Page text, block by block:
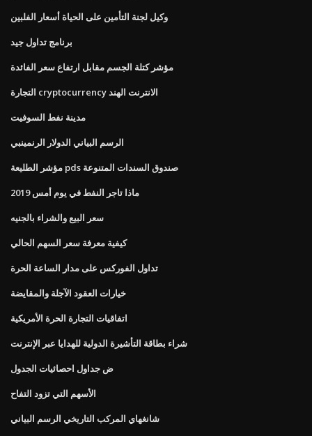
وكيل لجنة التأمين على الحياة أسعار الفلبين
برنامج تداول جيد
مؤشر كتلة الجسم مقابل ارتفاع سعر الفائدة
التجارة cryptocurrency الانترنت الهند
مدينة نفط السوفيت
الرسم البياني الدولار الرنمينبي
مؤشر الطليعة pds صندوق السندات المتنوعة
ماذا تاجر النفط في يوم أمس 2019
سعر البيع والشراء بالجنيه
كيفية معرفة سعر السهم الحالي
تداول الفوركس على مدار الساعة الحرة
خيارات العقود الآجلة والمقايضة
اتفاقيات التجارة الحرة الأمريكية
شراء بطاقة التأشيرة الدولية للهدايا عبر الإنترنت
ض جداول احصائيات الجدول
الأسهم التي تزود التفاح
شانغهاي المركب التاريخي الرسم البياني